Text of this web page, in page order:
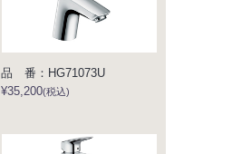
品 番：HG71073U
¥35,200(税込)